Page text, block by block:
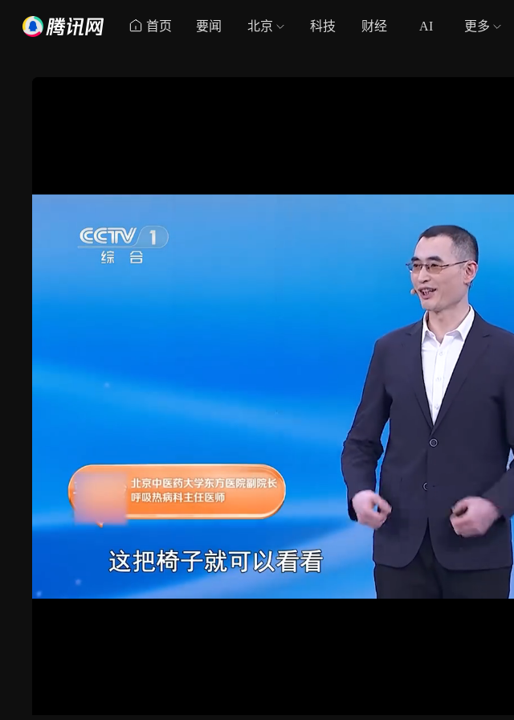
首页 要闻 北京 科技 财经 AI 更多